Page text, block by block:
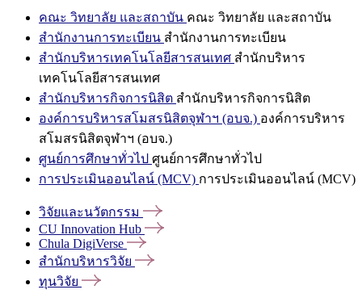
คณะ วิทยาลัย และสถาบัน คณะ วิทยาลัย และสถาบัน
สำนักงานการทะเบียน สำนักงานการทะเบียน
สำนักบริหารเทคโนโลยีสารสนเทศ สำนักบริหาร
เทคโนโลยีสารสนเทศ
สำนักบริหารกิจการนิสิต สำนักบริหารกิจการนิสิต
องค์การบริหารสโมสรนิสิตจุฬาฯ (อบจ.) องค์การบริหาร
สโมสรนิสิตจุฬาฯ (อบจ.)
ศูนย์การศึกษาทั่วไป ศูนย์การศึกษาทั่วไป
การประเมินออนไลน์ (MCV) การประเมินออนไลน์ (MCV)
วิจัยและนวัตกรรม
CU Innovation Hub
Chula DigiVerse
สำนักบริหารวิจัย
ทุนวิจัย